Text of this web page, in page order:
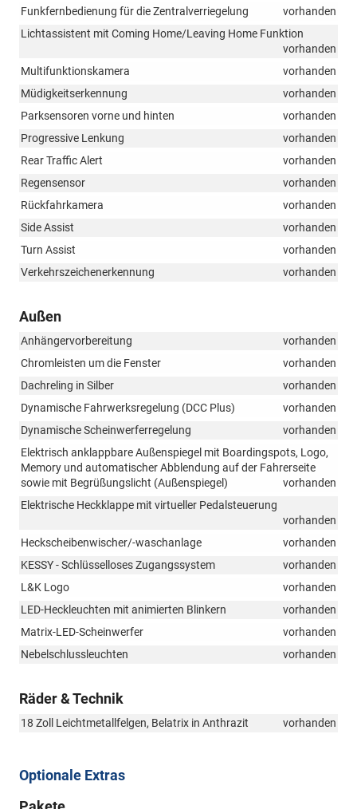
Funkfernbedienung für die Zentralverriegelung
vorhanden
Lichtassistent mit Coming Home/Leaving Home Funktion
vorhanden
Multifunktionskamera
vorhanden
Müdigkeitserkennung
vorhanden
Parksensoren vorne und hinten
vorhanden
Progressive Lenkung
vorhanden
Rear Traffic Alert
vorhanden
Regensensor
vorhanden
Rückfahrkamera
vorhanden
Side Assist
vorhanden
Turn Assist
vorhanden
Verkehrszeichenerkennung
vorhanden
Außen
Anhängervorbereitung
vorhanden
Chromleisten um die Fenster
vorhanden
Dachreling in Silber
vorhanden
Dynamische Fahrwerksregelung (DCC Plus)
vorhanden
Dynamische Scheinwerferregelung
vorhanden
Elektrisch anklappbare Außenspiegel mit Boardingspots, Logo,
Memory und automatischer Abblendung auf der Fahrerseite
sowie mit Begrüßungslicht (Außenspiegel)
vorhanden
Elektrische Heckklappe mit virtueller Pedalsteuerung
vorhanden
Heckscheibenwischer/-waschanlage
vorhanden
KESSY - Schlüsselloses Zugangssystem
vorhanden
L&K Logo
vorhanden
LED-Heckleuchten mit animierten Blinkern
vorhanden
Matrix-LED-Scheinwerfer
vorhanden
Nebelschlussleuchten
vorhanden
Räder & Technik
18 Zoll Leichtmetallfelgen, Belatrix in Anthrazit vorhanden
Optionale Extras